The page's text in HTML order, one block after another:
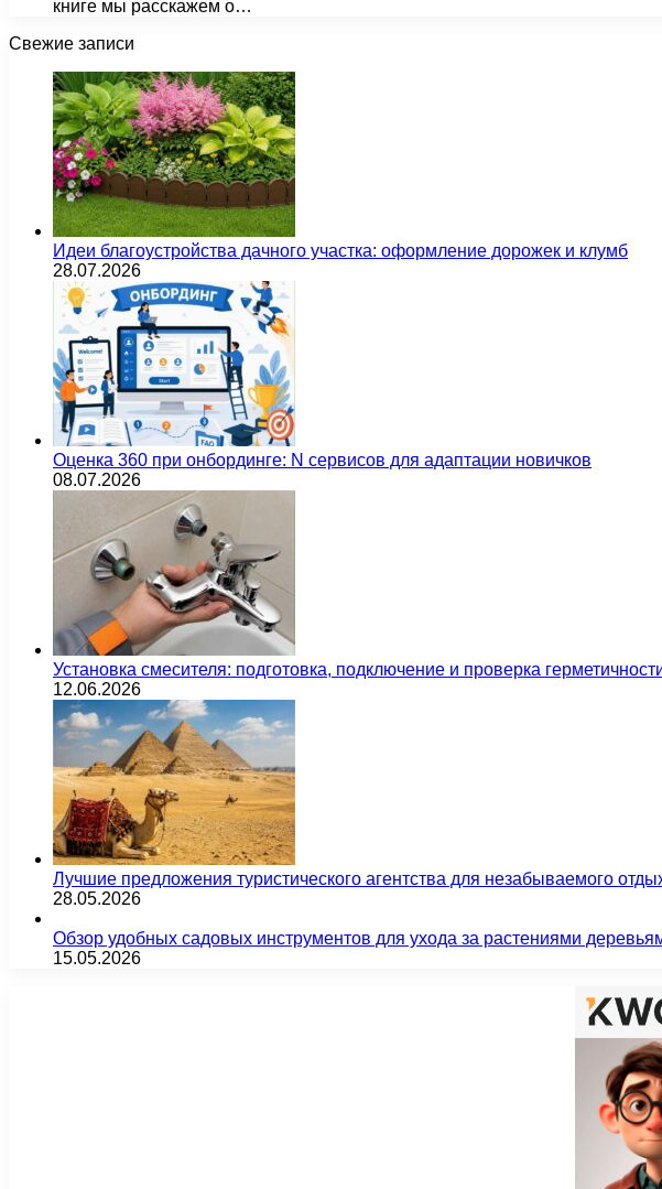
книге мы расскажем о…
Свежие записи
Идеи благоустройства дачного участка: оформление дорожек и клумб
28.07.2026
Оценка 360 при онбординге: N сервисов для адаптации новичков
08.07.2026
Установка смесителя: подготовка, подключение и проверка
12.06.2026
Лучшие предложения туристического агентства для незабываемого
28.05.2026
Обзор удобных садовых инструментов для ухода за растениями
15.05.2026